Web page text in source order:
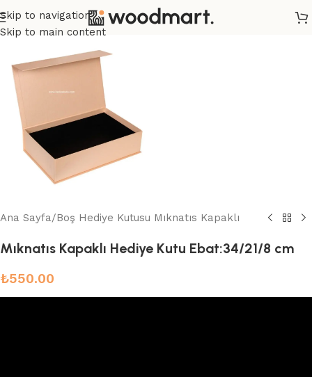
Skip to navigation
Skip to main content
Ana Sayfa/Boş Hediye Kutusu Mıknatıs Kapaklı
Mıknatıs Kapaklı Hediye Kutu Ebat:34/21/8 cm
₺550.00